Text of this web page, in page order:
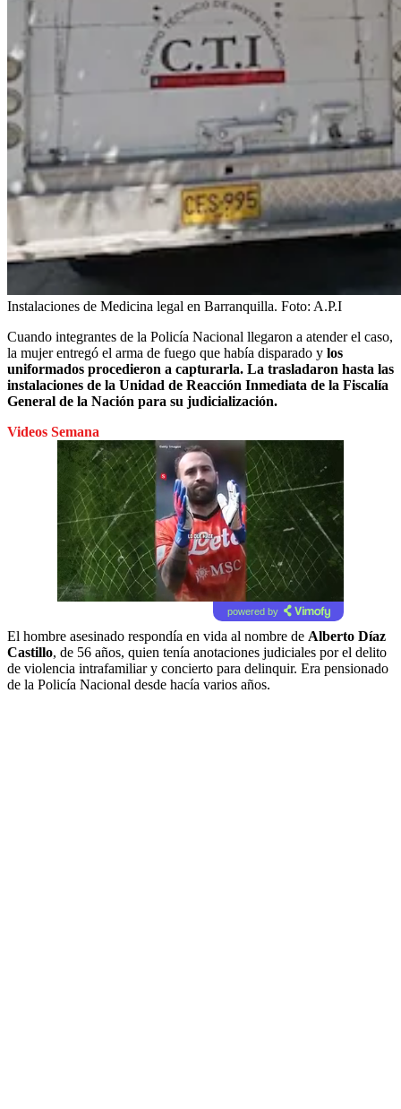
Instalaciones de Medicina legal en Barranquilla. Foto: A.P.I
Cuando integrantes de la Policía Nacional llegaron a atender el caso,
la mujer entregó el arma de fuego que había disparado y los
uniformados procedieron a capturarla. La trasladaron hasta las
instalaciones de la Unidad de Reacción Inmediata de la Fiscalía
General de la Nación para su judicialización.
Videos Semana
powered by
El hombre asesinado respondía en vida al nombre de Alberto Díaz
Castillo, de 56 años, quien tenía anotaciones judiciales por el delito
de violencia intrafamiliar y concierto para delinquir. Era pensionado
de la Policía Nacional desde hacía varios años.